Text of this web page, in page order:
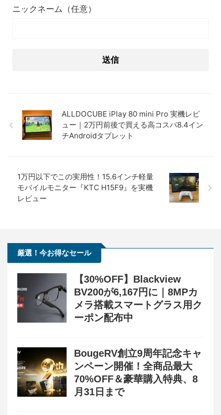
ニックネーム（任意）
ALLDOCUBE iPlay 80 mini Pro 実機レビ
ュー｜2万円前後で買える高コスパ8.4イン
チAndroidタブレット
1万円以下でこの実用性！15.6インチ軽量
モバイルモニター『KTC H15F9』を実機
レビュー
厳選！今お得なセール
【30%OFF】Blackview
BV200が6,167円に｜8MPカ
メラ搭載スマートグラス用ク
ーポン配布中
BougeRV創立9周年記念キャ
ンペーン開催！全商品最大
70%OFF＆豪華購入特典、8
月31日まで